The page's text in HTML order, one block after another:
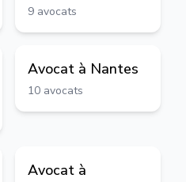
9 avocats
Avocat à Nantes
10 avocats
Avocat à